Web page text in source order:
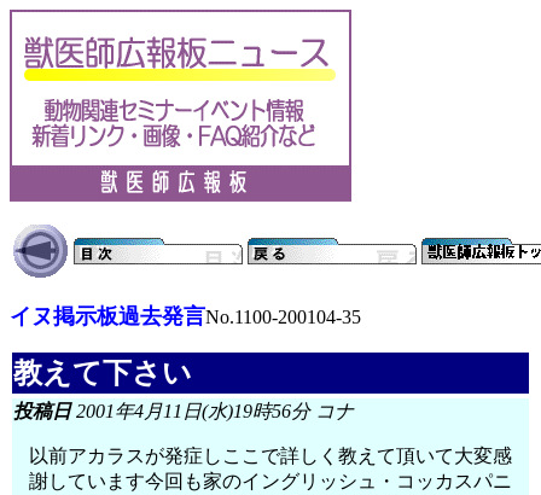
イヌ掲示板過去発言No.1100-200104-35
教えて下さい
投稿日2001年4月11日(水)19時56分 コナ
以前アカラスが発症しここで詳しく教えて頂いて大変感
謝しています今回も家のイングリッシュ・コッカスパニ